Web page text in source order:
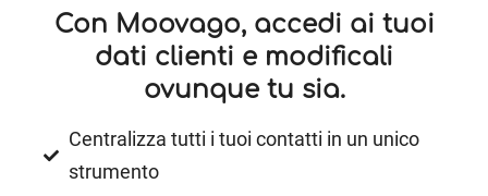
Con Moovago, accedi ai tuoi
dati clienti e modificali
ovunque tu sia.
Centralizza tutti i tuoi contatti in un unico
strumento